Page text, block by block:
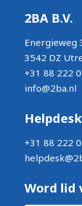
2BA B.V.
Energieweg
3542 DZ
+31 88 222
info@2ba.nl
Helpdesk
+31 88 222
Word lid